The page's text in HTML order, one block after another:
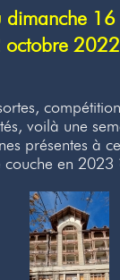
Camps
Dons
Inscription
Liens
Contacts
dimanche
octobre 2022
voilà une
présentes à
en 2023